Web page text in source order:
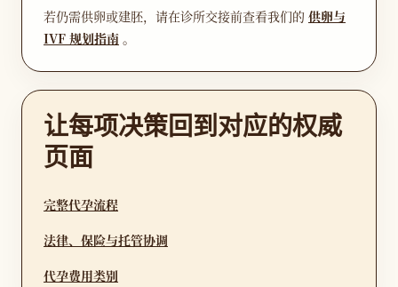
若仍需供卵或建胚，请在诊所交接前查看我们的 供卵与
IVF 规划指南 。
让每项决策回到对应的权威
页面
完整代孕流程
法律、保险与托管协调
代孕费用类别